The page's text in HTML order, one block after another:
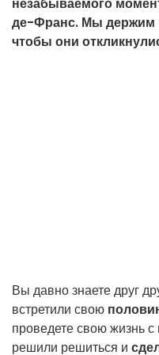
незабываемого
де-Франс. Мы
чтобы они
Вы давно знаете друг
встретили свою
проведете свою жизнь
решили решиться и